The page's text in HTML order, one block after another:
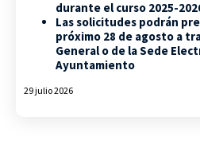
durante el curso 2025-
Las solicitudes podrán
próximo 28 de agosto a
General o de la Sede
Ayuntamiento
29 julio 2026